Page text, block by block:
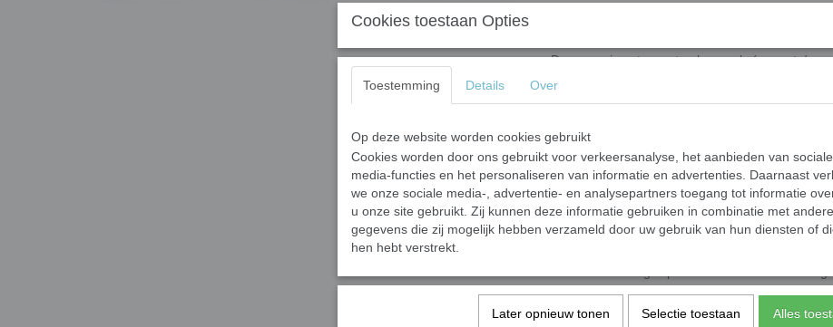
Glasparels XL - geel
Deze mooie extra grote glasparels (nuggets/
gekleurde oxiden. De glasparels worden
transportband te laten vallen die door een
uiteindelike vorm. Door het unieke
variëren. Ze hebben een semi-ronde vorm met
steen heeft een
dikte van ongeveer 6 mm en
productieproces kunnen vorm en grootte
ambachtelijk karakter
Glasparels hebben wij in 3 grootte
Mini glasparels variërend tussen ongeveer
Standaard glasparels variërend tussen
XL-glasparels variërend tussen ongeveer
Cookies toestaan Opties
Toestemming Details Over
Op deze website worden cookies gebruikt
Cookies worden door ons gebruikt voor verkeersanalyse, het aanbieden van sociale
media-functies en het personaliseren van informatie en advertenties. Daarnaast
we onze sociale media-, advertentie- en analysepartners toegang tot informatie
u onze site gebruikt. Zij kunnen deze informatie gebruiken in combinatie met andere
gegevens die zij mogelijk hebben verzameld door uw gebruik van hun diensten of
hen hebt verstrekt.
Later opnieuw tonen Selectie toestaan Alles